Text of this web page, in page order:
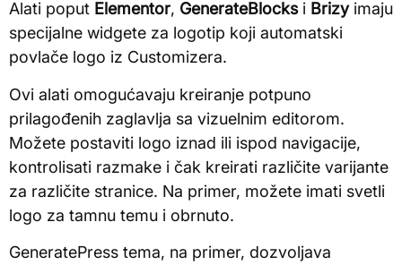
Alati poput Elementor, GenerateBlocksi Brizyimaju
specijalne widgete za logotip koji automatski
povlače logo iz Customizera.
Ovi alati omogućavaju kreiranje potpuno
prilagođenih zaglavlja sa vizuelnim editorom.
Možete postaviti logo iznad ili ispod navigacije,
kontrolisati razmake i čak kreirati različite varijante
za različite stranice. Na primer, možete imati svetli
logo za tamnu temu i obrnuto.
GeneratePress tema, na primer, dozvoljava